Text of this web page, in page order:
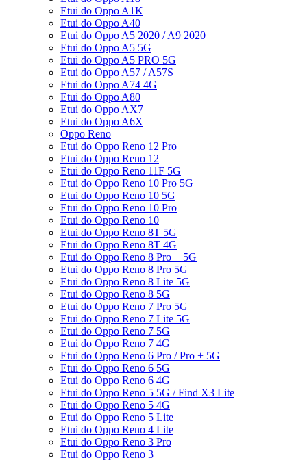
Etui do Oppo A1K
Etui do Oppo A40
Etui do Oppo A5 2020 / A9 2020
Etui do Oppo A5 5G
Etui do Oppo A5 PRO 5G
Etui do Oppo A57 / A57S
Etui do Oppo A74 4G
Etui do Oppo A80
Etui do Oppo AX7
Etui do Oppo A6X
Oppo Reno
Etui do Oppo Reno 12 Pro
Etui do Oppo Reno 12
Etui do Oppo Reno 11F 5G
Etui do Oppo Reno 10 Pro 5G
Etui do Oppo Reno 10 5G
Etui do Oppo Reno 10 Pro
Etui do Oppo Reno 10
Etui do Oppo Reno 8T 5G
Etui do Oppo Reno 8T 4G
Etui do Oppo Reno 8 Pro + 5G
Etui do Oppo Reno 8 Pro 5G
Etui do Oppo Reno 8 Lite 5G
Etui do Oppo Reno 8 5G
Etui do Oppo Reno 7 Pro 5G
Etui do Oppo Reno 7 Lite 5G
Etui do Oppo Reno 7 5G
Etui do Oppo Reno 7 4G
Etui do Oppo Reno 6 Pro / Pro + 5G
Etui do Oppo Reno 6 5G
Etui do Oppo Reno 6 4G
Etui do Oppo Reno 5 5G / Find X3 Lite
Etui do Oppo Reno 5 4G
Etui do Oppo Reno 5 Lite
Etui do Oppo Reno 4 Lite
Etui do Oppo Reno 3 Pro
Etui do Oppo Reno 3